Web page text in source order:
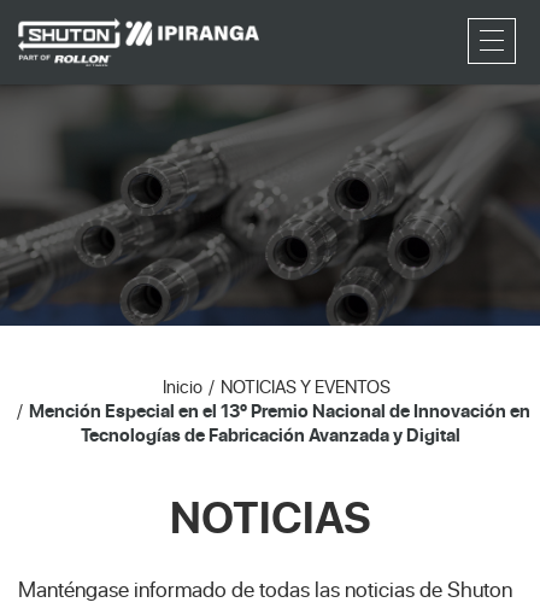
RFQ
Inicio
NOTICIAS Y EVENTOS
Mención Especial en el 13º Premio Nacional de Innovación en
Tecnologías de Fabricación Avanzada y Digital
NOTICIAS
Manténgase informado de todas las noticias de Shuton